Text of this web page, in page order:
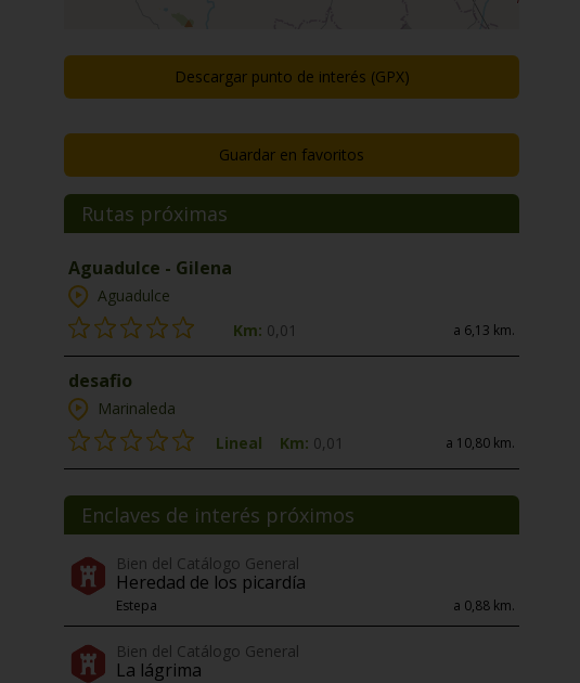
Descargar punto de interés (GPX)
Guardar en favoritos
Rutas próximas
Aguadulce - Gilena
Aguadulce
Km: 0,01 a 6,13 km.
desafio
Marinaleda
Lineal
Km: 0,01 a 10,80 km.
Enclaves de interés próximos
Bien del Catálogo General
Heredad de los picardía
Estepa a 0,88 km.
Bien del Catálogo General
La lágrima